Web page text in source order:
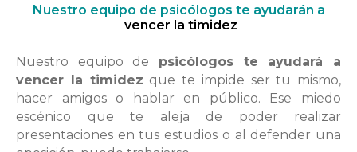
Nuestro equipo de psicólogos te ayudarán a
vencer la timidez
Nuestro equipo de psicólogos te ayudará a
vencer la timidez que te impide ser tu mismo,
hacer amigos o hablar en público. Ese miedo
escénico que te aleja de poder realizar
presentaciones en tus estudios o al defender una